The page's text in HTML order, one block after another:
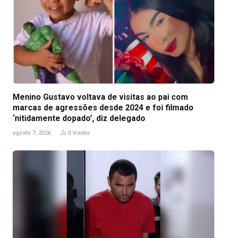
Menino Gustavo voltava de visitas ao pai com
marcas de agressões desde 2024 e foi filmado
‘nitidamente dopado’, diz delegado
agosto 7, 2026 0 Visitas